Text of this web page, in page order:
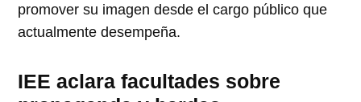
promover su imagen desde el cargo público que
actualmente desempeña.
IEE aclara facultades sobre